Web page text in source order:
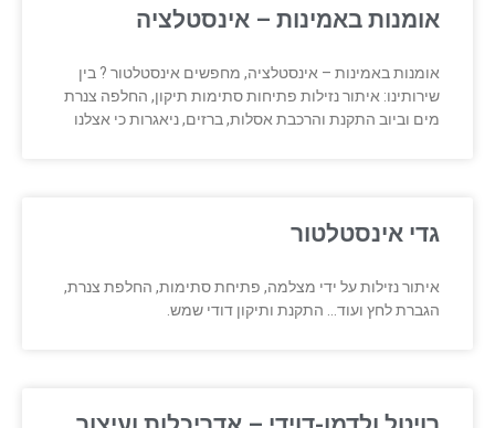
אומנות באמינות – אינסטלציה
אומנות באמינות – אינסטלציה, מחפשים אינסטלטור ? בין
שירותינו: איתור נזילות פתיחות סתימות תיקון, החלפה צנרת
מים וביוב התקנת והרכבת אסלות, ברזים, ניאגרות כי אצלנו
גדי אינסטלטור
איתור נזילות על ידי מצלמה, פתיחת סתימות, החלפת צנרת,
הגברת לחץ ועוד… התקנת ותיקון דודי שמש.